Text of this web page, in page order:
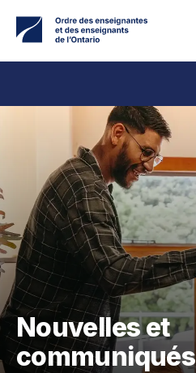
contenu
Nouvelles et
communiqués